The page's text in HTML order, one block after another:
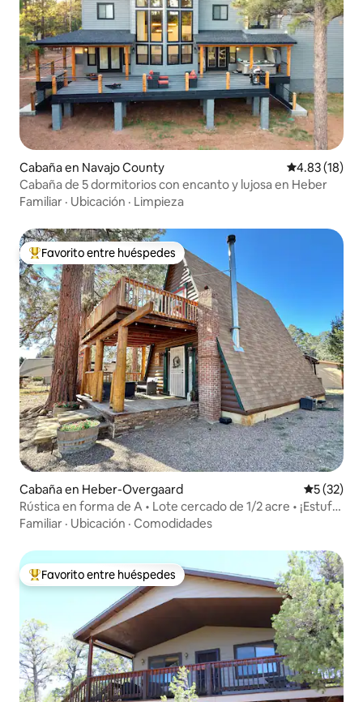
Cabaña en Navajo County Calificación
4.83 (18)
Cabaña de 5 dormitorios con encanto y lujosa en Heber
Familiar · Ubicación · Limpieza
Favorito entre huéspedes preferido
Favorito entre huéspedes
Cabaña en Heber-Overgaard
5 (32)
Rústica en forma de A • Lote cercado de 1/2 acre • ¡Estufa
de leña!
Familiar · Ubicación · Comodidades
Favorito entre huéspedes preferido
Favorito entre huéspedes